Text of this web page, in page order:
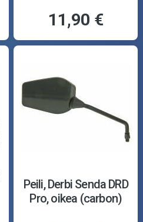
11,90 €
Peili, Derbi Senda DRD
Pro, oikea (carbon)